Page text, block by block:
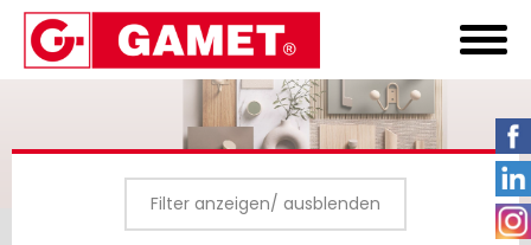
Filter anzeigen/ ausblenden